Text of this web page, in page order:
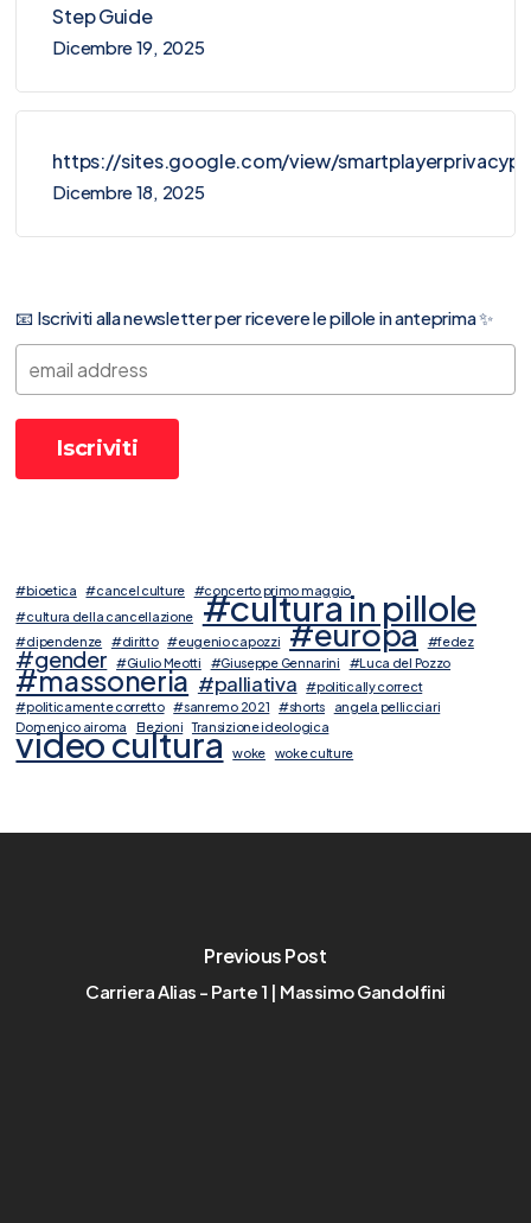
Step Guide
Dicembre 19, 2025
https://sites.google.com/view/
Dicembre 18, 2025
📧 Iscriviti alla newsletter per ricevere le pillole in anteprima ✨
#bioetica #cancel culture
#concerto primo maggio
#cultura della cancellazione #cultura in pillole
#dipendenze #diritto #eugenio capozzi #europa #fedez
#gender #Giulio Meotti #Giuseppe Gennarini #Luca del Pozzo
#massoneria #palliativa
#politically correct
#politicamente corretto #sanremo 2021 #shorts
angela pellicciari
Domenico airoma
Elezioni Transizione ideologica
video cultura woke woke culture
Previous Post
Carriera Alias - Parte 1 | Massimo Gandolfini